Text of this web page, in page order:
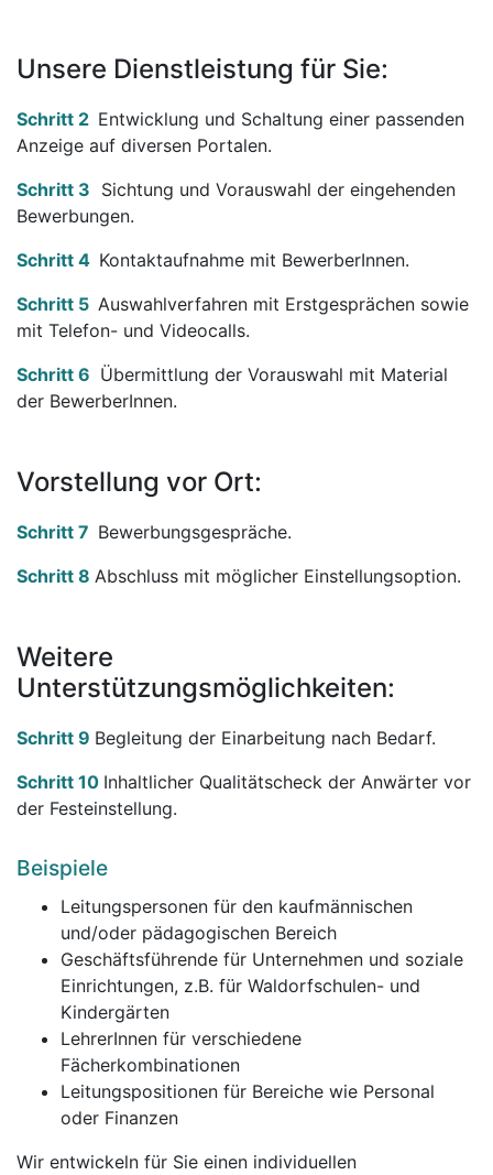
Unsere Dienstleistung für Sie:
Schritt 2 Entwicklung und Schaltung einer passenden
Anzeige auf diversen Portalen.
Schritt 3 Sichtung und Vorauswahl der eingehenden
Bewerbungen.
Schritt 4 Kontaktaufnahme mit BewerberInnen.
Schritt 5 Auswahlverfahren mit Erstgesprächen sowie
mit Telefon- und Videocalls.
Schritt 6 Übermittlung der Vorauswahl mit Material
der BewerberInnen.
Vorstellung vor Ort:
Schritt 7 Bewerbungsgespräche.
Schritt 8 Abschluss mit möglicher Einstellungsoption.
Weitere
Unterstützungsmöglichkeiten:
Schritt 9 Begleitung der Einarbeitung nach Bedarf.
Schritt 10 Inhaltlicher Qualitätscheck der Anwärter vor
der Festeinstellung.
Beispiele
Leitungspersonen für den kaufmännischen
und/oder pädagogischen Bereich
Geschäftsführende für Unternehmen und soziale
Einrichtungen, z.B. für Waldorfschulen- und
Kindergärten
LehrerInnen für verschiedene
Fächerkombinationen
Leitungspositionen für Bereiche wie Personal
oder Finanzen
Wir entwickeln für Sie einen individuellen